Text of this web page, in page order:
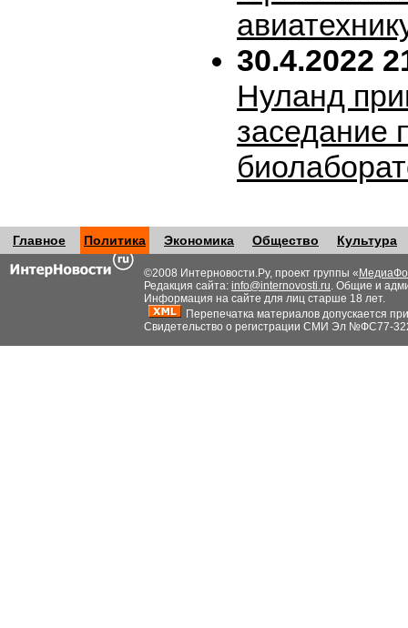
30.4.2022
Нуланд
заседание
Главное Политика Экономика Общество Культура
©2008 Интерновости.Ру, проект группы «
Редакция сайта: info@internovosti.ru. Общие и
Информация на сайте для лиц старше 18 лет.
Перепечатка материалов допускается
Свидетельство о регистрации СМИ Эл №ФС77-